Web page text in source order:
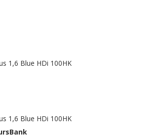
1,6 Blue HDi 100HK
1,6 Blue HDi 100HK